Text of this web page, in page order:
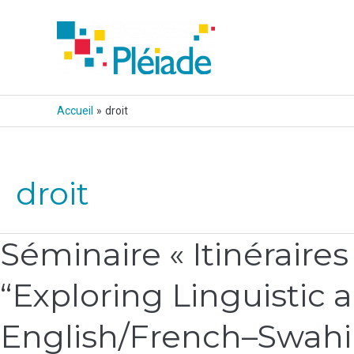
Accueil droit
droit
Séminaire «
“Exploring Linguistic
English/
Séminaire
«
Itinéraires
la
traduction